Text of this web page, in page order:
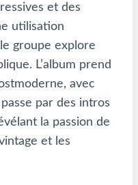
et des
utilisation
groupe explore
L’album prend
avec
par des intros
la passion de
et les